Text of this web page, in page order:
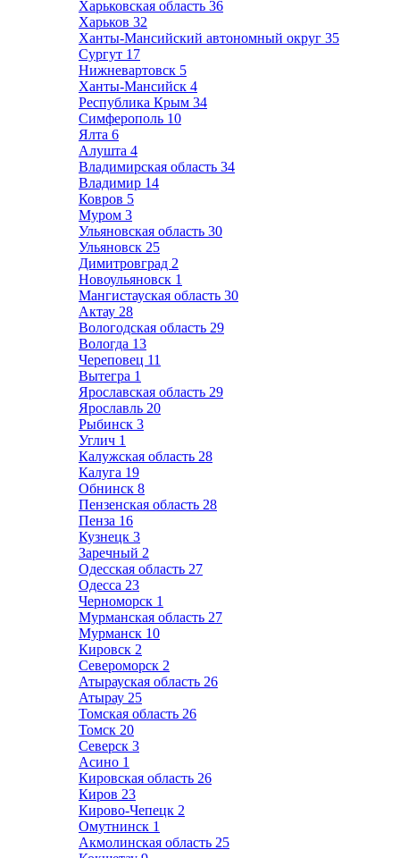
Харьковская область 36
Харьков 32
Ханты-Мансийский автономный округ 35
Сургут 17
Нижневартовск 5
Ханты-Мансийск 4
Республика Крым 34
Симферополь 10
Ялта 6
Алушта 4
Владимирская область 34
Владимир 14
Ковров 5
Муром 3
Ульяновская область 30
Ульяновск 25
Димитровград 2
Новоульяновск 1
Мангистауская область 30
Актау 28
Вологодская область 29
Вологда 13
Череповец 11
Вытегра 1
Ярославская область 29
Ярославль 20
Рыбинск 3
Углич 1
Калужская область 28
Калуга 19
Обнинск 8
Пензенская область 28
Пенза 16
Кузнецк 3
Заречный 2
Одесская область 27
Одесса 23
Черноморск 1
Мурманская область 27
Мурманск 10
Кировск 2
Североморск 2
Атырауская область 26
Атырау 25
Томская область 26
Томск 20
Северск 3
Асино 1
Кировская область 26
Киров 23
Кирово-Чепецк 2
Омутнинск 1
Акмолинская область 25